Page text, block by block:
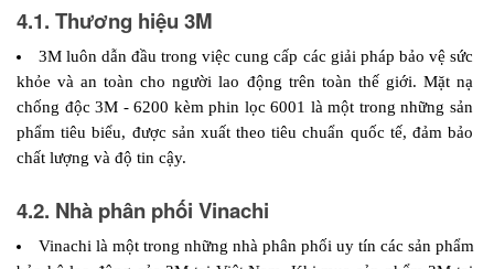
4.1. Thương hiệu 3M
3M luôn dẫn đầu trong việc cung cấp các giải pháp bảo vệ sức
khỏe và an toàn cho người lao động trên toàn thế giới. Mặt nạ
chống độc 3M - 6200 kèm phin lọc 6001 là một trong những sản
phẩm tiêu biểu, được sản xuất theo tiêu chuẩn quốc tế, đảm bảo
chất lượng và độ tin cậy.
4.2. Nhà phân phối Vinachi
Vinachi là một trong những nhà phân phối uy tín các sản phẩm